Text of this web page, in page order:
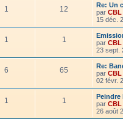
1 12
Re: Un
par CBL
15 déc.
1 1
par CBL
23 sept.
6 65
Re:
par CBL
02 févr.
1 1
Peindre
par CBL
26 août